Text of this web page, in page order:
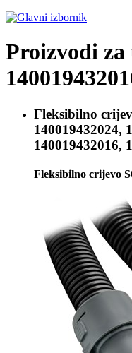
Proizvodi za
Fleksibilno
140019432024,
140019432016,
Fleksibilno crijevo